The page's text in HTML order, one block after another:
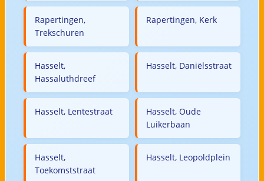
Rapertingen,
Trekschuren
Rapertingen, Kerk
Hasselt,
Hassaluthdreef
Hasselt, Daniëlsstraat
Hasselt, Lentestraat
Hasselt, Oude
Luikerbaan
Hasselt,
Toekomststraat
Hasselt, Leopoldplein